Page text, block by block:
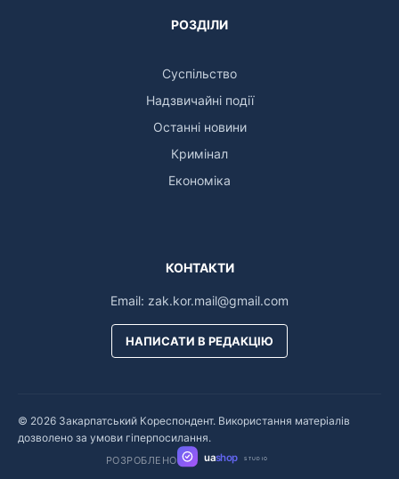
РОЗДІЛИ
Суспільство
Надзвичайні події
Останні новини
Кримінал
Економіка
КОНТАКТИ
Email: zak.kor.mail@gmail.com
НАПИСАТИ В РЕДАКЦІЮ
© 2026 Закарпатський Кореспондент. Використання матеріалів
дозволено за умови гіперпосилання.
РОЗРОБЛЕНО uashop STUDIO